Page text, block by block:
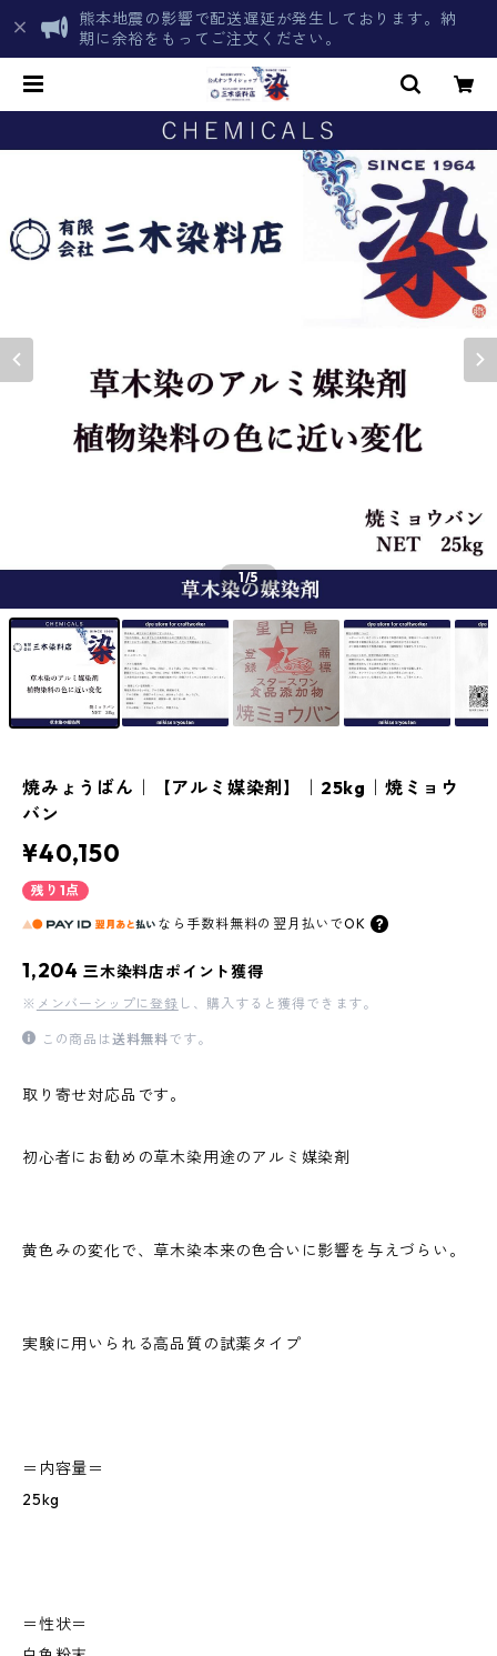
熊本地震の影響で配送遅延が発生しております。納
期に余裕をもってご注文ください。
1/5
焼みょうばん｜【アルミ媒染剤】｜25kg｜焼ミョウ
バン
¥40,150
残り1点
なら 手数料無料の 翌月払いでOK
1,204 三木染料店ポイント獲得
※ メンバーシップに登録 し、購入すると獲得できます。
この商品は送料無料です。
取り寄せ対応品です。
初心者にお勧めの草木染用途のアルミ媒染剤
黄色みの変化で、草木染本来の色合いに影響を与えづらい。
実験に用いられる高品質の試薬タイプ
＝内容量＝
25kg
＝性状＝